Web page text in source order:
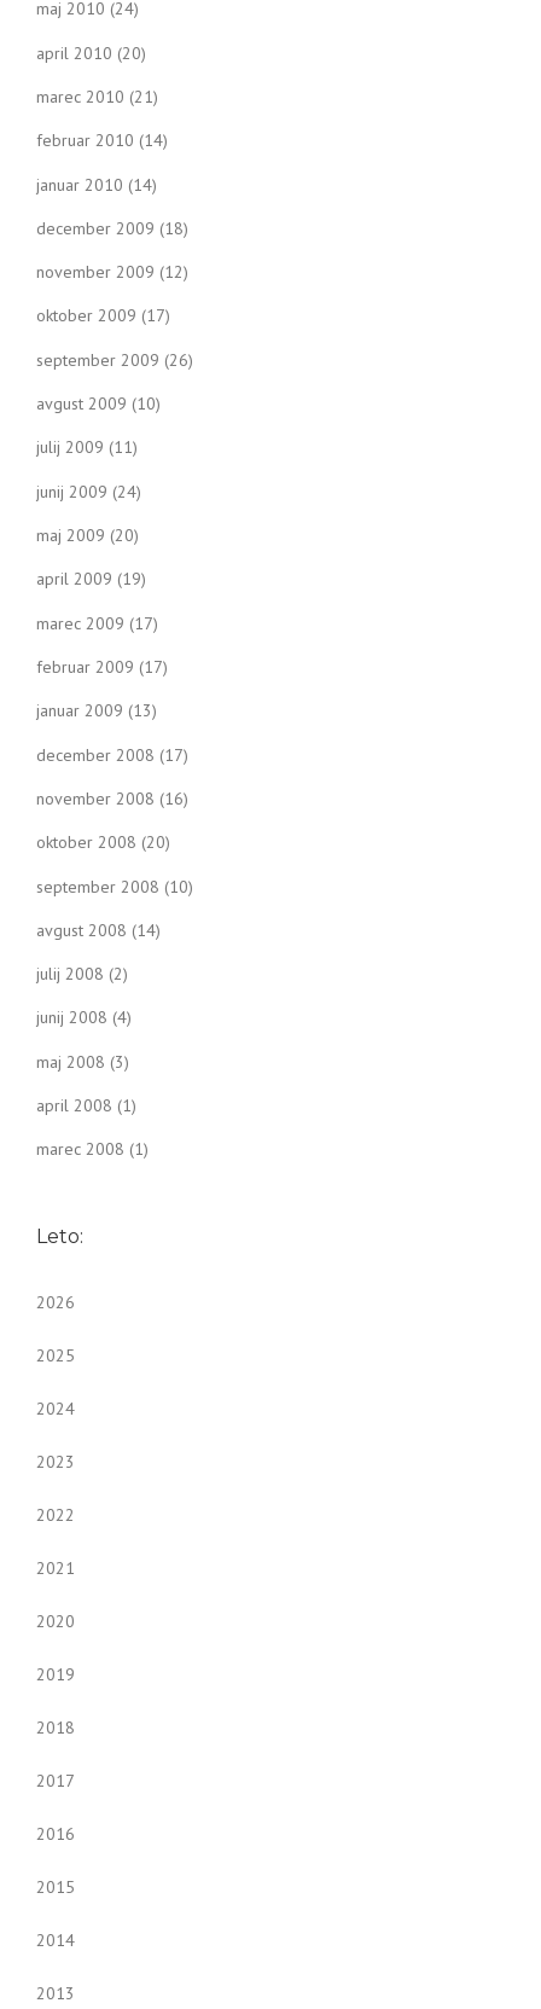
maj 2010 (24)
april 2010 (20)
marec 2010 (21)
februar 2010 (14)
januar 2010 (14)
december 2009 (18)
november 2009 (12)
oktober 2009 (17)
september 2009 (26)
avgust 2009 (10)
julij 2009 (11)
junij 2009 (24)
maj 2009 (20)
april 2009 (19)
marec 2009 (17)
februar 2009 (17)
januar 2009 (13)
december 2008 (17)
november 2008 (16)
oktober 2008 (20)
september 2008 (10)
avgust 2008 (14)
julij 2008 (2)
junij 2008 (4)
maj 2008 (3)
april 2008 (1)
marec 2008 (1)
Leto:
2026
2025
2024
2023
2022
2021
2020
2019
2018
2017
2016
2015
2014
2013